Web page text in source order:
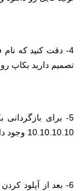
4- دقت کنید که نام فایل رو به
تصمیم دارید بکاپ
5- برای بازگردانی بکاپ باید فایل رو توی مسیر /
10.10.10.10 وجود داره از طریق برنامه ای مثل
6- بعد از آپلود کردن باید هاست رو با دستور زیر به حالت